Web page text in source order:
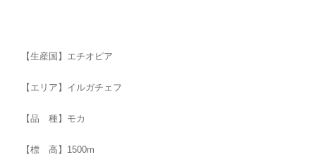
【生産国】エチオピア
【エリア】イルガチェフ
【品 種】モカ
【標 高】1500m